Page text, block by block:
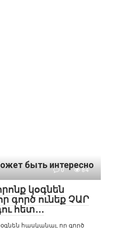
быть интересно
0 84
կօգնեն
գործ ունեք ՉԱՐ
հետ․․․
հասկանալ, որ գործ